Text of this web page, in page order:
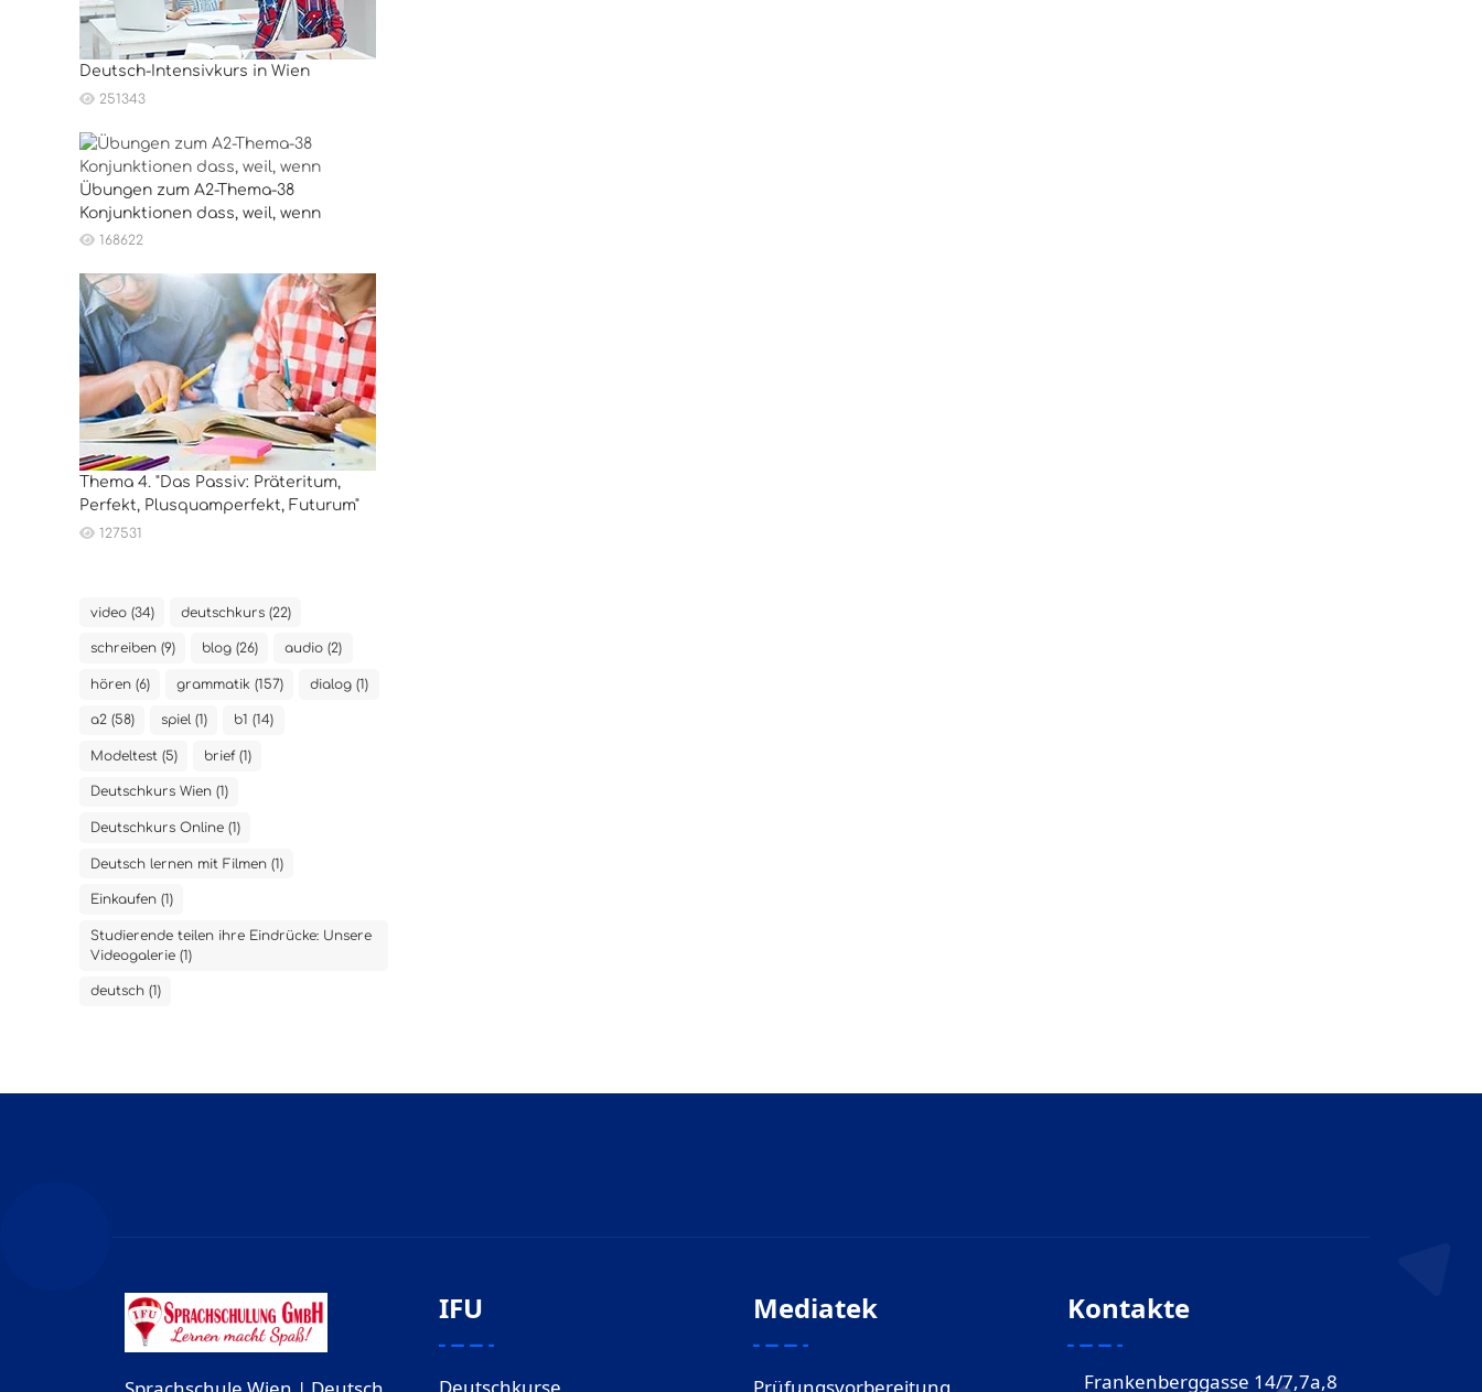
Deutsch-Intensivkurs in Wien
251343
Übungen zum A2-Thema-38
Konjunktionen dass, weil, wenn
168622
Thema 4. "Das Passiv: Präteritum,
Perfekt, Plusquamperfekt, Futurum"
127531
video (34) deutschkurs (22)
schreiben (9) blog (26) audio (2)
hören (6) grammatik (157) dialog (1)
a2 (58) spiel (1) b1 (14)
Modeltest (5) brief (1)
Deutschkurs Wien (1)
Deutschkurs Online (1)
Deutsch lernen mit Filmen (1)
Einkaufen (1)
Studierende teilen ihre Eindrücke: Unsere
Videogalerie (1)
deutsch (1)
IFU Mediatek Kontakte
Frankenberggasse 14/7,7a,8